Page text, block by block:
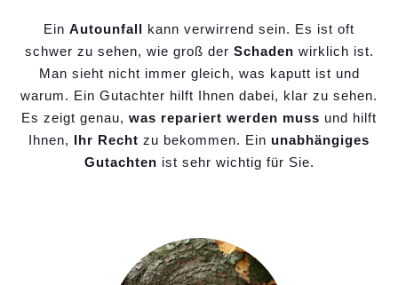
Ein Autounfall kann verwirrend sein. Es ist oft
schwer zu sehen, wie groß der Schaden wirklich ist.
Man sieht nicht immer gleich, was kaputt ist und
warum. Ein Gutachter hilft Ihnen dabei, klar zu sehen.
Es zeigt genau, was repariert werden muss und hilft
Ihnen, Ihr Recht zu bekommen. Ein unabhängiges
Gutachten ist sehr wichtig für Sie.